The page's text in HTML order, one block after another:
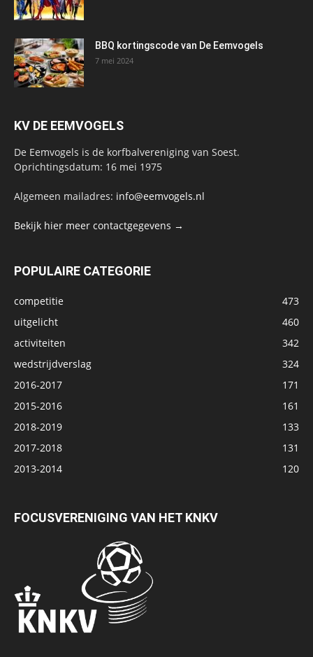
BBQ kortingscode van De Eemvogels
7 mei 2024
KV DE EEMVOGELS
De Eemvogels is de korfbalvereniging van Soest.
Oprichtingsdatum: 16 mei 1975
Algemeen mailadres: info@eemvogels.nl
Bekijk hier meer contactgegevens →
POPULAIRE CATEGORIE
competitie
473
uitgelicht
460
activiteiten
342
wedstrijdverslag
324
2016-2017
171
2015-2016
161
2018-2019
133
2017-2018
131
2013-2014
120
FOCUSVERENIGING VAN HET KNKV